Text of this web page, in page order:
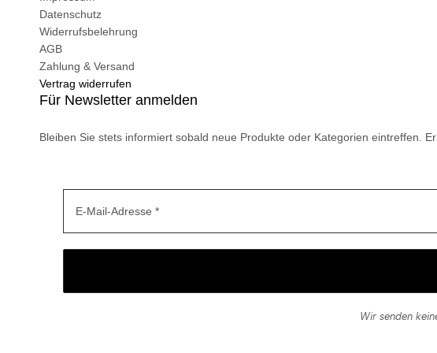
Datenschutz
Widerrufsbelehrung
AGB
Zahlung & Versand
Vertrag widerrufen
Für Newsletter anmelden
Bleiben Sie stets informiert sobald neue Produkte oder Kategorien eintreffen.
Wir senden